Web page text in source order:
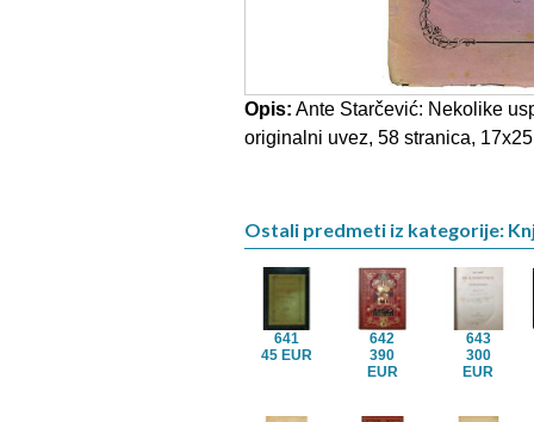
Opis: Ante Starčević: Nekolike
originalni uvez, 58 stranica,
Ostali predmeti iz kategorije:
641
45 EUR
642
390
EUR
643
300
EUR